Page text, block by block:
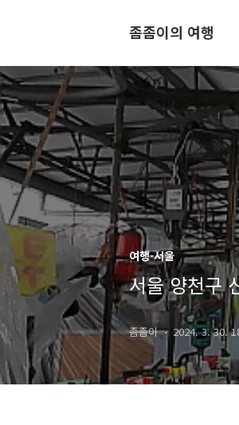
좀좀이의 여행
여행-서울
서울 양천구
좀좀이 2024. 3. 30.